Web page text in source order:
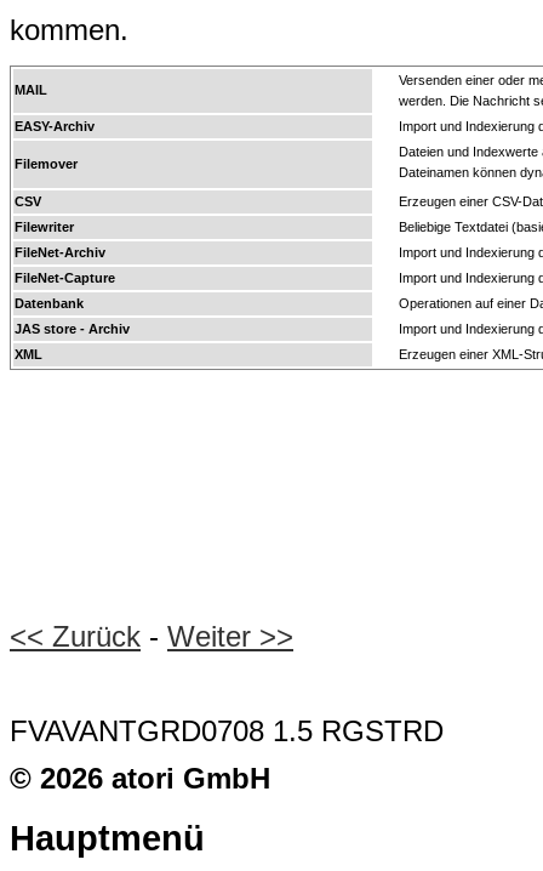
kommen.
MAIL
Versenden einer oder
werden. Die Nachricht
EASY-Archiv
Import und Indexierung
Filemover
Dateien und
Dateinamen können
CSV
Erzeugen einer CSV-
Filewriter
Beliebige Textdatei
FileNet-Archiv
Import und Indexierung
FileNet-Capture
Import und Indexierung
Datenbank
Operationen auf einer
JAS store - Archiv
Import und Indexierung
XML
Erzeugen einer XML-
<< Zurück - Weiter >>
FVAVANTGRD0708 1.5 RGSTRD
© 2026 atori GmbH
Hauptmenü